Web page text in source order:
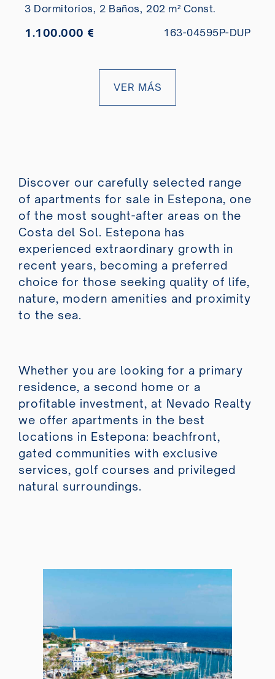
3 Dormitorios, 2 Baños, 202 m² Const.
1.100.000 € 163-04595P-DUP
VER MÁS
Discover our carefully selected range
of apartments for sale in Estepona, one
of the most sought-after areas on the
Costa del Sol. Estepona has
experienced extraordinary growth in
recent years, becoming a preferred
choice for those seeking quality of life,
nature, modern amenities and proximity
to the sea.
Whether you are looking for a primary
residence, a second home or a
profitable investment, at Nevado Realty
we offer apartments in the best
locations in Estepona: beachfront,
gated communities with exclusive
services, golf courses and privileged
natural surroundings.